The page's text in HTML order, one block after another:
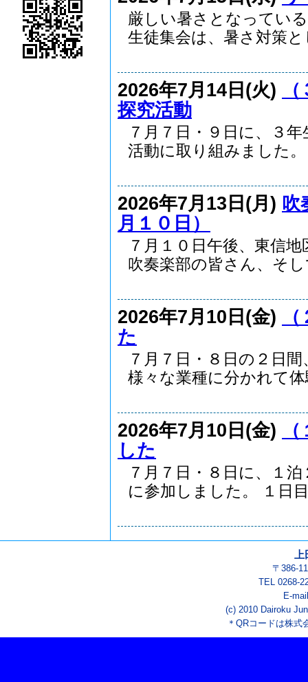
厳しい暑さとなってい
生徒集会は、暑さ対策と
2026年7月14日(火)
探究活動
７月７日・９日に、３
活動に取り組みました。
2026年7月13日(月) 吹
月１０日）
７月１０日午後、東信
吹奏楽部の皆さん、そ
2026年7月10日(金)
た
７月７日・８日の２日
様々な業種に分かれて
2026年7月10日(金)
した
７月７日・８日に、１
に参加しました。 １日
〒386-
TEL 0268-
E-
(c) 2010 Dairoku
＊QRコードは株式